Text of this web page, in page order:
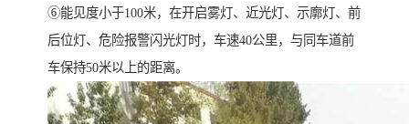
⑥能见度小于100米，在开启雾灯、近光灯、示廓灯、前
后位灯、危险报警闪光灯时，车速40公里，与同车道前
车保持50米以上的距离。